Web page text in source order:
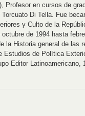
Profesor en cursos de
Di Tella. Fue
y Culto de la
de 1994 hasta
la Historia general de las
Estudios de Política
Editor Latinoamericano,